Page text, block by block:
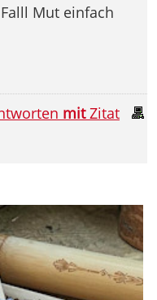
Mut einfach
mitZitat